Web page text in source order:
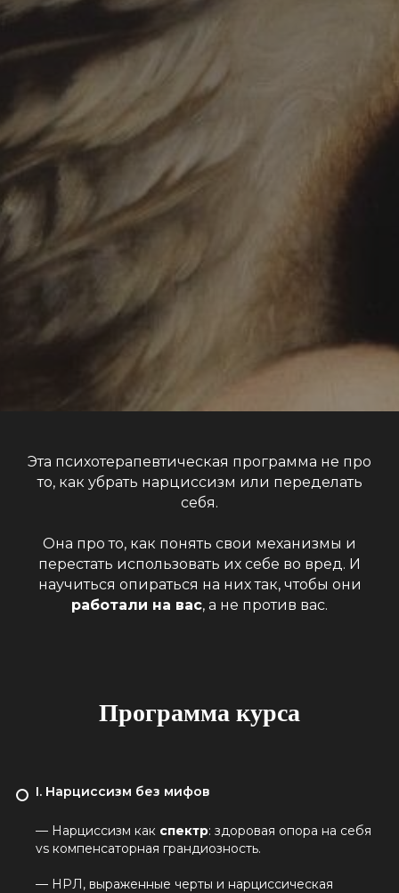
Эта психотерапевтическая программа не про
то, как убрать нарциссизм или переделать
себя.
Она про то, как понять свои механизмы и
перестать использовать их себе во вред. И
научиться опираться на них так, чтобы они
работали на вас, а не против вас.
Программа курса
I. Нарциссизм без мифов
— Нарциссизм как спектр: здоровая опора на себя
vs компенсаторная грандиозность.
— НРЛ, выраженные черты и нарциссическая